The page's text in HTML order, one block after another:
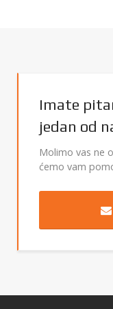
Imate
jedan od
Molimo vas ne
ćemo vam